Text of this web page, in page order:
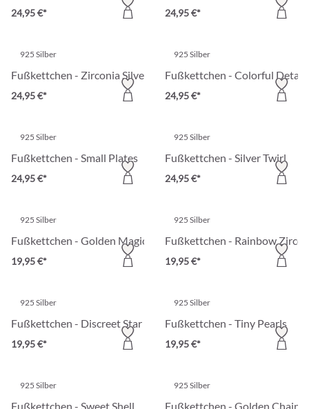
24,95 €* 24,95 €*
925 Silber
Fußkettchen - Zirconia Silver
24,95 €*
925 Silber
Fußkettchen - Colorful Detail
24,95 €*
925 Silber
Fußkettchen - Small Plates
24,95 €*
925 Silber
Fußkettchen - Silver Twirl
24,95 €*
925 Silber
Fußkettchen - Golden Magic
19,95 €*
925 Silber
Fußkettchen - Rainbow
19,95 €*
925 Silber
Fußkettchen - Discreet Star
19,95 €*
925 Silber
Fußkettchen - Tiny Pearls
19,95 €*
925 Silber
Fußkettchen - Sweet Shell
925 Silber
Fußkettchen - Golden Chain